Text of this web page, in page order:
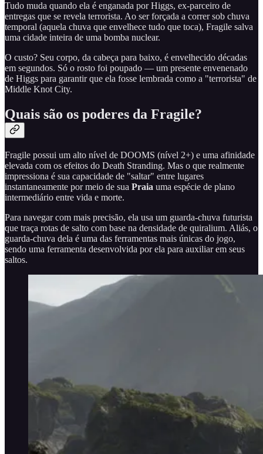
Tudo muda quando ela é enganada por Higgs, ex-parceiro de
entregas que se revela terrorista. Ao ser forçada a correr sob chuva
temporal (aquela chuva que envelhece tudo que toca), Fragile salva
uma cidade inteira de uma bomba nuclear.
O custo? Seu corpo, da cabeça para baixo, é envelhecido décadas
em segundos. Só o rosto foi poupado — um presente envenenado
de Higgs para garantir que ela fosse lembrada como a "terrorista" de
Middle Knot City.
Quais são os poderes da Fragile?
Fragile possui um alto nível de DOOMS (nível 2+) e uma afinidade
elevada com os efeitos do Death Stranding. Mas o que realmente
impressiona é sua capacidade de "saltar" entre lugares
instantaneamente por meio de sua Praia uma espécie de plano
intermediário entre vida e morte.
Para navegar com mais precisão, ela usa um guarda-chuva futurista
que traça rotas de salto com base na densidade de quiralium. Aliás, o
guarda-chuva dela é uma das ferramentas mais únicas do jogo,
sendo uma ferramenta desenvolvida por ela para auxiliar em seus
saltos.